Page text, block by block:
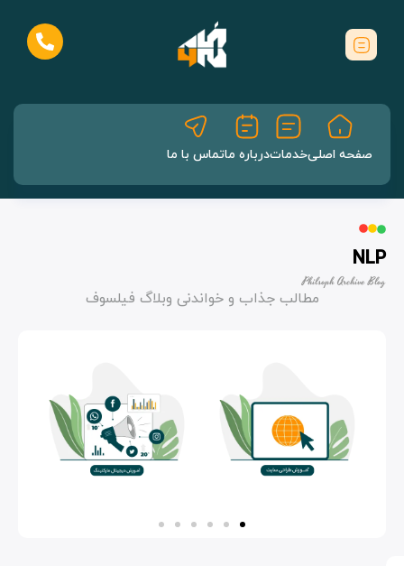
صفحه اصلیخدماتدرباره ماتماس با ما
NLP
Philsoph Archive Blog
مطالب جذاب و خواندنی وبلاگ فیلسوف